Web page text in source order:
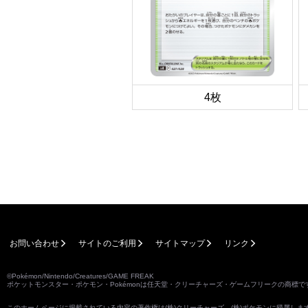
4枚
お問い合わせ サイトのご利用 サイトマップ リンク
©Pokémon/Nintendo/Creatures/GAME FREAK
ポケットモンスター・ポケモン・Pokémonは任天堂・クリーチャーズ・ゲームフリークの商標で